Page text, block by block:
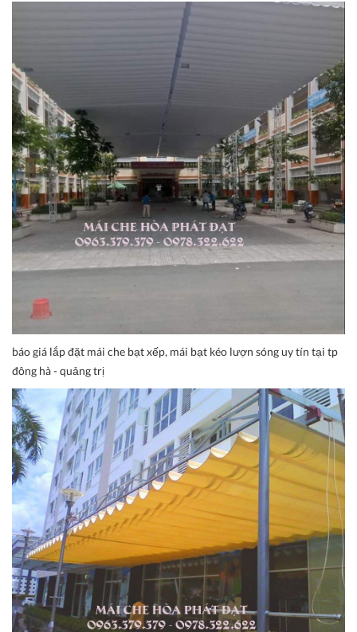
báo giá lắp đặt mái che bạt xếp, mái bạt kéo lượn sóng uy tín tại tp
đông hà - quảng trị